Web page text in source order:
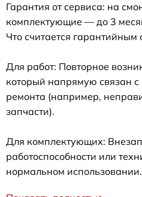
Гарантия от сервиса: на
комплектующие — до 3
Что считается гарантийным
Для работ: Повторное
который напрямую связан с
ремонта (например,
запчасти).
Для комплектующих:
работоспособности или
нормальном использовании.